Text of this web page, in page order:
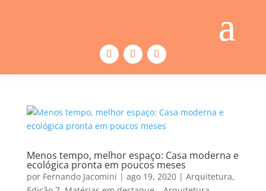
Menos tempo, melhor espaço: Casa moderna e
ecológica pronta em poucos meses
por Fernando Jacomini | ago 19, 2020| Arquitetura,